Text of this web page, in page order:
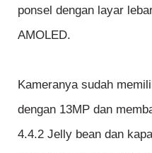
ponsel dengan layar
AMOLED.
Kameranya sudah
dengan 13MP dan
4.4.2 Jelly bean dan